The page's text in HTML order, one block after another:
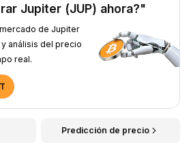
Jupiter (JUP) ahora?"
de Jupiter
análisis del precio
real.
Predicción de precio